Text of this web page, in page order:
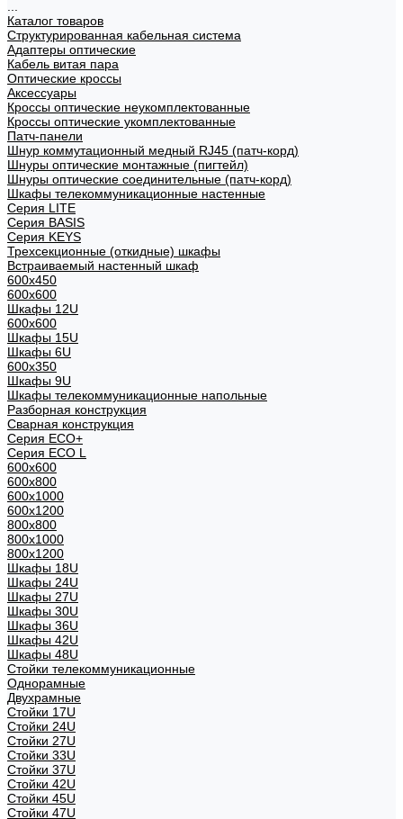
Каталог товаров
Структурированная кабельная система
Адаптеры оптические
Кабель витая пара
Оптические кроссы
Аксессуары
Кроссы оптические неукомплектованные
Кроссы оптические укомплектованные
Патч-панели
Шнур коммутационный медный RJ45 (патч-корд)
Шнуры оптические монтажные (пигтейл)
Шнуры оптические соединительные (патч-корд)
Шкафы телекоммуникационные настенные
Cерия LITE
Cерия BASIS
Cерия KEYS
Трехсекционные (откидные) шкафы
Встраиваемый настенный шкаф
600x450
600x600
Шкафы 12U
600x600
Шкафы 15U
Шкафы 6U
600x350
Шкафы 9U
Шкафы телекоммуникационные напольные
Разборная конструкция
Сварная конструкция
Серия ECO+
Серия ECO L
600x600
600x800
600х1000
600х1200
800x800
800х1000
800х1200
Шкафы 18U
Шкафы 24U
Шкафы 27U
Шкафы 30U
Шкафы 36U
Шкафы 42U
Шкафы 48U
Стойки телекоммуникационные
Однорамные
Двухрамные
Стойки 17U
Стойки 24U
Стойки 27U
Стойки 33U
Стойки 37U
Стойки 42U
Стойки 45U
Стойки 47U